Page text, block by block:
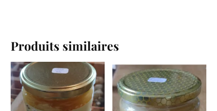
Produits similaires